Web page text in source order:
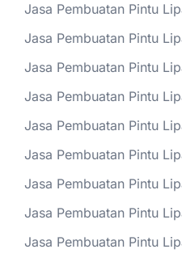
Jasa Pembuatan Pintu
Jasa Pembuatan Pintu
Jasa Pembuatan Pintu
Jasa Pembuatan Pintu
Jasa Pembuatan Pintu
Jasa Pembuatan Pintu
Jasa Pembuatan Pintu
Jasa Pembuatan Pintu
Jasa Pembuatan Pintu